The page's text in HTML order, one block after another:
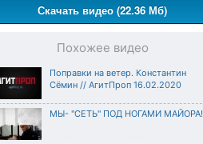
Скачать видео (22.36 Мб)
Похожее видео
Поправки на ветер. Константин
Сёмин // АгитПроп 16.02.2020
МЫ- "СЕТЬ" ПОД НОГАМИ МАЙОРА!